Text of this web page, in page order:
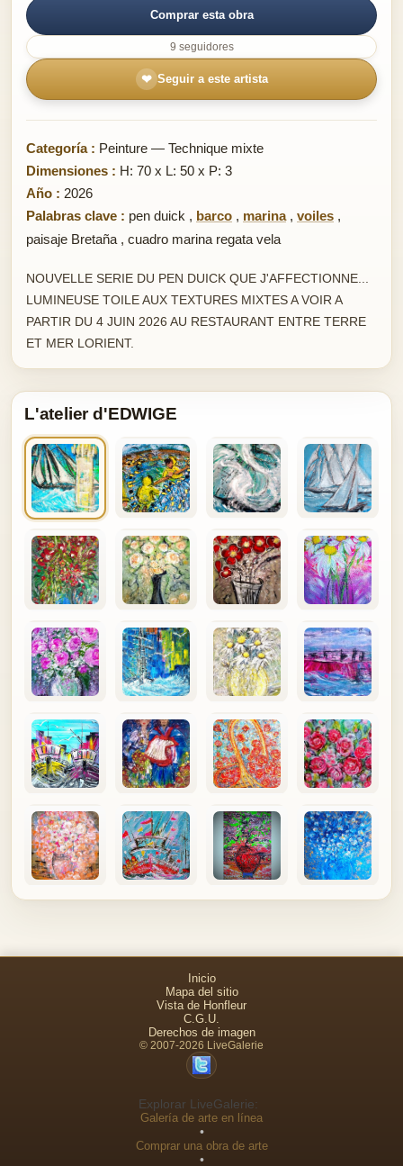
Comprar esta obra
9 seguidores
❤ Seguir a este artista
Categoría : Peinture — Technique mixte
Dimensiones : H: 70 x L: 50 x P: 3
Año : 2026
Palabras clave : pen duick , barco , marina, voiles ,
paisaje Bretaña , cuadro marina regata vela
NOUVELLE SERIE DU PEN DUICK QUE J'AFFECTIONNE...
LUMINEUSE TOILE AUX TEXTURES MIXTES A VOIR A
PARTIR DU 4 JUIN 2026 AU RESTAURANT ENTRE TERRE
ET MER LORIENT.
L'atelier d'EDWIGE
Inicio
Mapa del sitio
Vista de Honfleur
C.G.U.
Derechos de imagen
© 2007-2026 LiveGalerie
Explorar LiveGalerie:
Galería de arte en línea
•
Comprar una obra de arte
•